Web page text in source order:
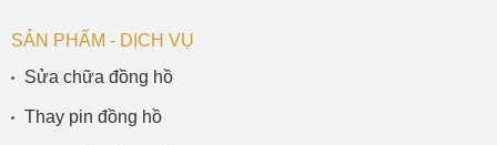
SẢN PHẨM - DỊCH VỤ
Sửa chữa đồng hồ
Thay pin đồng hồ